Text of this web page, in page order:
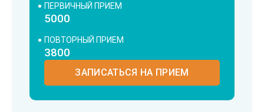
ПЕРВИЧНЫЙ ПРИЕМ
5000
ПОВТОРНЫЙ ПРИЕМ
3800
ЗАПИСАТЬСЯ НА ПРИЕМ